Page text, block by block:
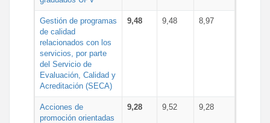
Gestión de programas
de calidad
relacionados con los
servicios, por parte
del Servicio de
Evaluación, Calidad y
Acreditación (SECA)
9,48 9,48 8,97
Acciones de
promoción orientadas
9,28 9,52 9,28